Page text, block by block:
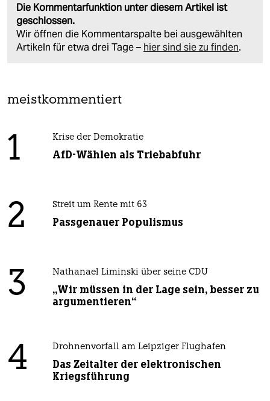
Die Kommentarfunktion unter diesem Artikel ist
geschlossen.
Wir öffnen die Kommentarspalte bei ausgewählten
Artikeln für etwa drei Tage – hier sind sie zu finden.
meistkommentiert
1 Krise der Demokratie
AfD-Wählen als Triebabfuhr
2 Streit um Rente mit 63
Passgenauer Populismus
3 Nathanael Liminski über seine CDU
„Wir müssen in der Lage sein, besser zu
argumentieren“
4 Drohnenvorfall am Leipziger Flughafen
Das Zeitalter der elektronischen
Kriegsführung